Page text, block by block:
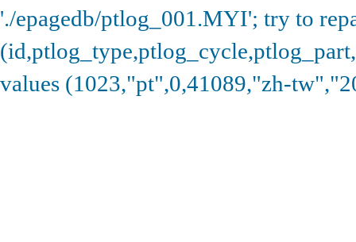
'./epagedb/ptlog_001.MYI'; try to
values (1023,"pt",0,41089,"zh-